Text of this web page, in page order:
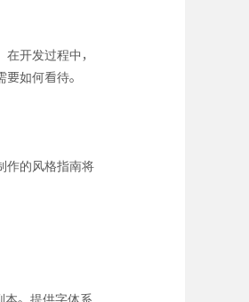
开发过程中，
如何看待。
作的风格指南将
本。提供字体系